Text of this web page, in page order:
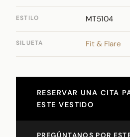
ESTILO MT5104
SILUETA Fit & Flare
RESERVAR UNA CITA
ESTE VESTIDO
PREGÚNTANOS POR